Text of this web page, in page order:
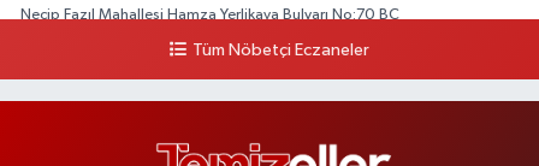
Necip Fazıl Mahallesi Hamza Yerlikaya Bulvarı No:70 BC
Yol Tarifi Al
Erenköy Mahallesi Kantarcırıza Sokak No:23 B
Tüm Nöbetçi Eczaneler